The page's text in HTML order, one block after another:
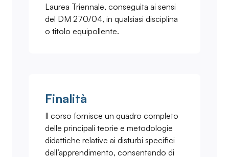
Laurea Triennale, conseguita ai sensi
del DM 270/04, in qualsiasi disciplina
o titolo equipollente.
Finalità
Il corso fornisce un quadro completo
delle principali teorie e metodologie
didattiche relative ai disturbi specifici
dell’apprendimento, consentendo di